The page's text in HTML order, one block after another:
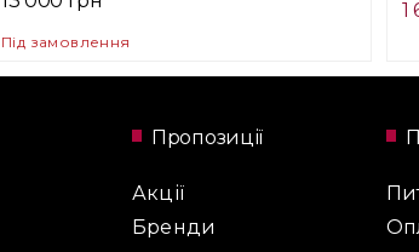
Під замовлення
1
Пропозиції
Акції
Бренди